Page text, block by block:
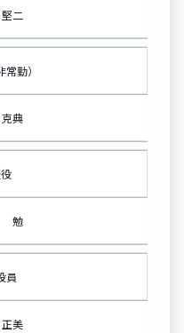
二
勤）
典
勉
員
美